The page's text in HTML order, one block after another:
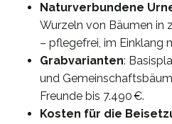
Naturverbundene
Wurzeln von Bäumen in
– pflegefrei, im Einklang
Grabvarianten:
und
Freunde bis 7.490 €.
Kosten für die